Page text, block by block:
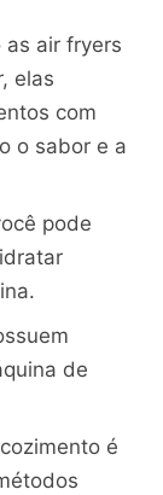
as air fryers
elas
com
o sabor e a
pode
de
é